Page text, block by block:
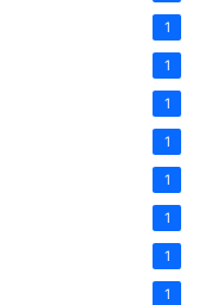
1
1
1
1
1
1
1
1